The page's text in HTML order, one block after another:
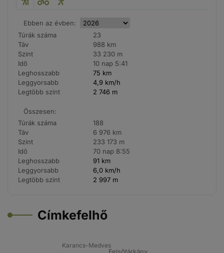
Ebben az évben:
Túrák száma
23
Táv
988 km
Szint
33 230 m
Idő
10 nap 5:41
Leghosszabb
75 km
Leggyorsabb
4,9 km/h
Legtöbb szint
2 746 m
Összesen:
Túrák száma
188
Táv
6 976 km
Szint
233 173 m
Idő
70 nap 8:55
Leghosszabb
91 km
Leggyorsabb
6,0 km/h
Legtöbb szint
2 997 m
Címkefelhő
Karancs-Medves